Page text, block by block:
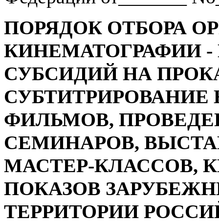
ПОРЯДОК ОТБОРА
КИНЕМАТОГРАФИИ -
СУБСИДИЙ НА
ФИЛЬМОВ,
СЕМИНАРОВ,
МАСТЕР-КЛАССОВ,
ПОКАЗОВ
ТЕРРИТОРИИ